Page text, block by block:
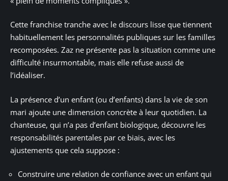
Cette franchise tranche avec le discours lisse que tiennent
habituellement les personnalités publiques sur les familles
recomposées. Zaz ne présente pas la situation comme une
difficulté insurmontable, mais elle refuse aussi de
l’idéaliser.
La présence d’un enfant (ou d’enfants) dans la vie de son
mari ajoute une dimension concrète à leur quotidien. La
chanteuse, qui n’a pas d’enfant biologique, découvre les
responsabilités parentales par ce biais, avec les
ajustements que cela suppose :
Construire une relation de confiance avec un enfant qui